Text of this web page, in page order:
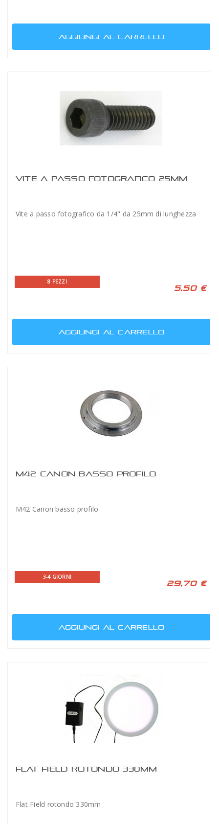
AGGIUNGI AL CARRELLO
VITE A PASSO FOTOGRAFICO 25MM
Vite a passo fotografico da 1/4" da 25mm di lunghezza
8 PEZZI
5,50 €
AGGIUNGI AL CARRELLO
M42 CANON BASSO PROFILO
M42 Canon basso profilo
3-4 GIORNI
29,70 €
AGGIUNGI AL CARRELLO
FLAT FIELD ROTONDO 330MM
Flat Field rotondo 330mm